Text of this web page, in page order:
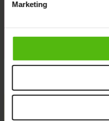
Marketing